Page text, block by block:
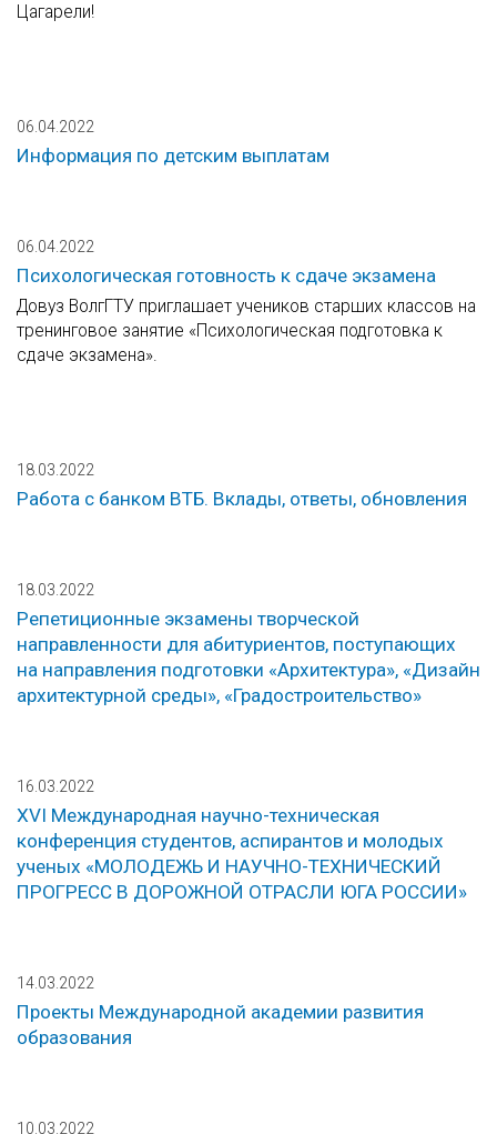
Цагарели!
06.04.2022
Информация по детским выплатам
06.04.2022
Психологическая готовность к сдаче экзамена
Довуз ВолгГТУ приглашает учеников старших классов на
тренинговое занятие «Психологическая подготовка к
сдаче экзамена».
18.03.2022
Работа с банком ВТБ. Вклады, ответы, обновления
18.03.2022
Репетиционные экзамены творческой
направленности для абитуриентов, поступающих
на направления подготовки «Архитектура», «Дизайн
архитектурной среды», «Градостроительство»
16.03.2022
XVI Международная научно-техническая
конференция студентов, аспирантов и молодых
ученых «МОЛОДЕЖЬ И НАУЧНО-ТЕХНИЧЕСКИЙ
ПРОГРЕСС В ДОРОЖНОЙ ОТРАСЛИ ЮГА РОССИИ»
14.03.2022
Проекты Международной академии развития
образования
10.03.2022